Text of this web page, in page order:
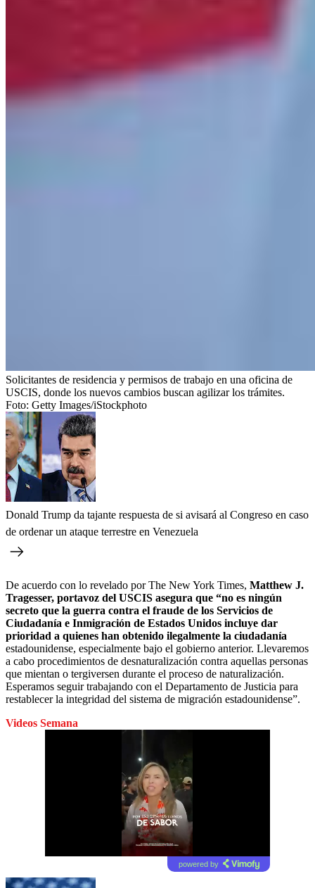
Solicitantes de residencia y permisos de trabajo en una oficina de
USCIS, donde los nuevos cambios buscan agilizar los trámites.
Foto: Getty Images/iStockphoto
Donald Trump da tajante respuesta de si avisará al Congreso en caso
de ordenar un ataque terrestre en Venezuela
De acuerdo con lo revelado por The New York Times, Matthew J.
Tragesser, portavoz del USCIS asegura que “no es ningún
secreto que la guerra contra el fraude de los Servicios de
Ciudadanía e Inmigración de Estados Unidos incluye dar
prioridad a quienes han obtenido ilegalmente la ciudadanía
estadounidense, especialmente bajo el gobierno anterior. Llevaremos
a cabo procedimientos de desnaturalización contra aquellas personas
que mientan o tergiversen durante el proceso de naturalización.
Esperamos seguir trabajando con el Departamento de Justicia para
restablecer la integridad del sistema de migración estadounidense”.
Videos Semana
powered by